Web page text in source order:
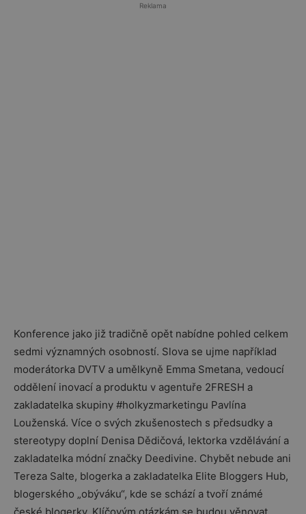
Reklama
Konference jako již tradičně opět nabídne pohled celkem
sedmi významných osobností. Slova se ujme například
moderátorka DVTV a umělkyně Emma Smetana, vedoucí
oddělení inovací a produktu v agentuře 2FRESH a
zakladatelka skupiny #holkyzmarketingu Pavlína
Louženská. Více o svých zkušenostech s předsudky a
stereotypy doplní Denisa Dědičová, lektorka vzdělávání a
zakladatelka módní značky Deedivine. Chybět nebude ani
Tereza Salte, blogerka a zakladatelka Elite Bloggers Hub,
blogerského „obýváku“, kde se schází a tvoří známé
české blogerky. Klíčovým otázkám se budou věnovat